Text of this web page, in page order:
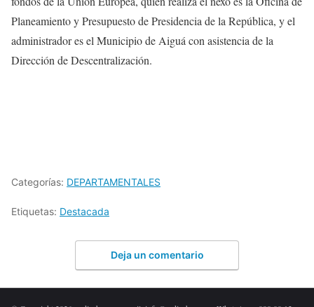
Planeamiento y Presupuesto de Presidencia de la República, y el
administrador es el Municipio de Aiguá con asistencia de la
Dirección de Descentralización.
Categorías: DEPARTAMENTALES
Etiquetas: Destacada
Deja un comentario